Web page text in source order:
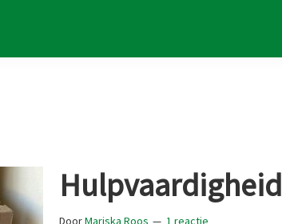
Hulpvaardigheid
DoorMariska Roos
1 reactie